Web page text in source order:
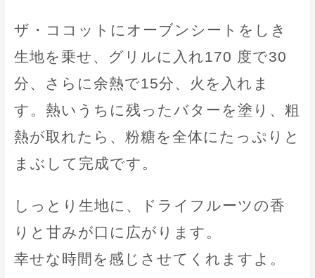
ザ・ココットにオーブンシートをしき
生地を乗せ、グリルに入れ170 度で30
分、さらに余熱で15分、火を入れま
す。熱いうちに残ったバターを塗り、粗
熱が取れたら、粉糖を全体にたっぷりと
まぶして完成です。
しっとり生地に、ドライフルーツの香
りと甘みが口に広がります。
幸せな時間を感じさせてくれますよ。